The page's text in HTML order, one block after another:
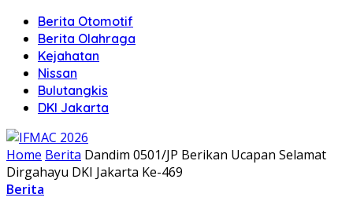
Berita Otomotif
Berita Olahraga
Kejahatan
Nissan
Bulutangkis
DKI Jakarta
Home Berita Dandim 0501/JP Berikan Ucapan Selamat
Dirgahayu DKI Jakarta Ke-469
Berita